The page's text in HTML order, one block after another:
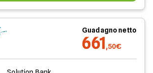
Guadagno netto
661,50€